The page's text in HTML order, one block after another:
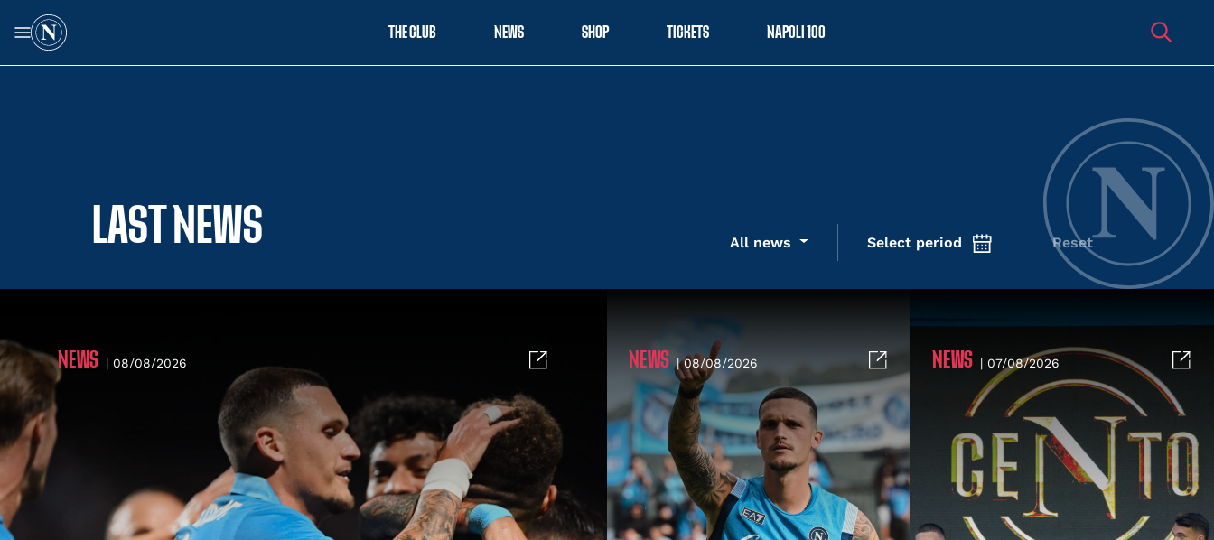
THE CLUB NEWS SHOP TICKETS NAPOLI 100
LAST NEWS All news Select period Reset
NEWS | 08/08/2026 NEWS | 08/08/2026 NEWS | 07/08/2026